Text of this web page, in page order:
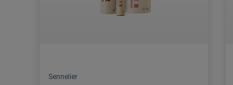
Sennelier